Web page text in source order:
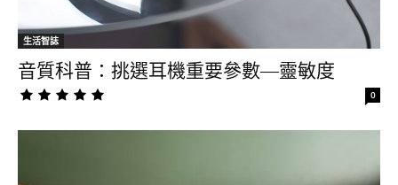
生活智誌
音質科普：挑選耳機重要參數—靈敏度
0